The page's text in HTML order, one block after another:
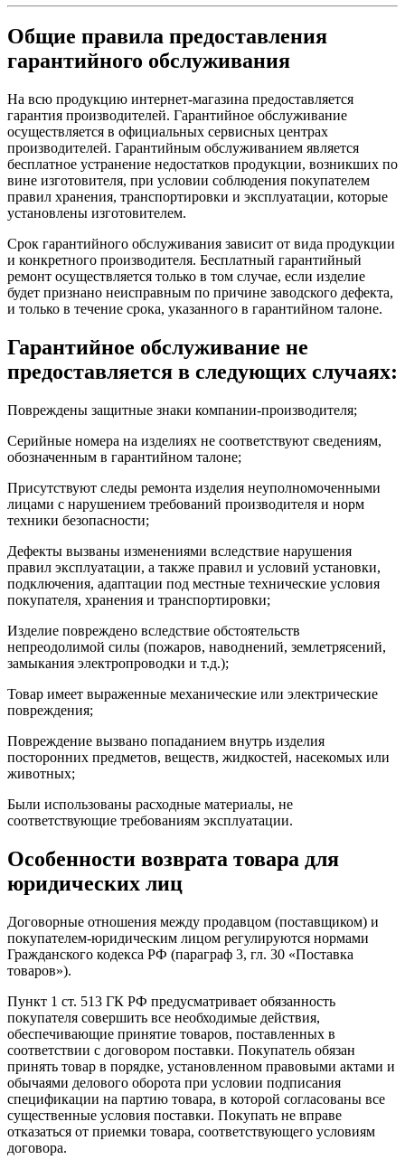
Общие правила предоставления
гарантийного обслуживания
На всю продукцию интернет-магазина предоставляется
гарантия производителей. Гарантийное обслуживание
осуществляется в официальных сервисных центрах
производителей. Гарантийным обслуживанием является
бесплатное устранение недостатков продукции, возникших по
вине изготовителя, при условии соблюдения покупателем
правил хранения, транспортировки и эксплуатации, которые
установлены изготовителем.
Срок гарантийного обслуживания зависит от вида продукции
и конкретного производителя. Бесплатный гарантийный
ремонт осуществляется только в том случае, если изделие
будет признано неисправным по причине заводского дефекта,
и только в течение срока, указанного в гарантийном талоне.
Гарантийное обслуживание не
предоставляется в следующих случаях:
Повреждены защитные знаки компании-производителя;
Серийные номера на изделиях не соответствуют сведениям,
обозначенным в гарантийном талоне;
Присутствуют следы ремонта изделия неуполномоченными
лицами с нарушением требований производителя и норм
техники безопасности;
Дефекты вызваны изменениями вследствие нарушения
правил эксплуатации, а также правил и условий установки,
подключения, адаптации под местные технические условия
покупателя, хранения и транспортировки;
Изделие повреждено вследствие обстоятельств
непреодолимой силы (пожаров, наводнений, землетрясений,
замыкания электропроводки и т.д.);
Товар имеет выраженные механические или электрические
повреждения;
Повреждение вызвано попаданием внутрь изделия
посторонних предметов, веществ, жидкостей, насекомых или
животных;
Были использованы расходные материалы, не
соответствующие требованиям эксплуатации.
Особенности возврата товара для
юридических лиц
Договорные отношения между продавцом (поставщиком) и
покупателем-юридическим лицом регулируются нормами
Гражданского кодекса РФ (параграф 3, гл. 30 «Поставка
товаров»).
Пункт 1 ст. 513 ГК РФ предусматривает обязанность
покупателя совершить все необходимые действия,
обеспечивающие принятие товаров, поставленных в
соответствии с договором поставки. Покупатель обязан
принять товар в порядке, установленном правовыми актами и
обычаями делового оборота при условии подписания
спецификации на партию товара, в которой согласованы все
существенные условия поставки. Покупать не вправе
отказаться от приемки товара, соответствующего условиям
договора.